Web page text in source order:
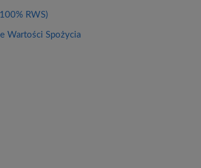
RWS)
Wartości Spożycia